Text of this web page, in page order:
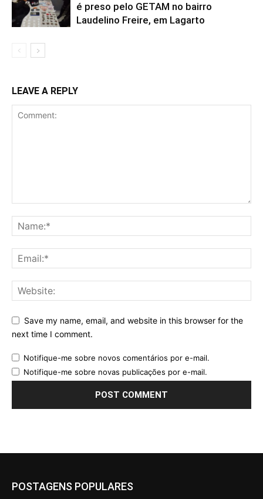
é preso pelo GETAM no bairro
Laudelino Freire, em Lagarto
LEAVE A REPLY
Save my name, email, and website in this browser for the
next time I comment.
Notifique-me sobre novos comentários por e-mail.
Notifique-me sobre novas publicações por e-mail.
POSTAGENS POPULARES